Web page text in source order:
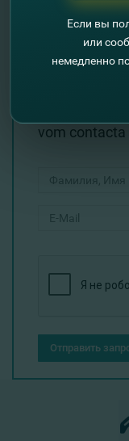
физических лиц,
Pentru
vom contacta
Отправить
Если вы
или
немедленно